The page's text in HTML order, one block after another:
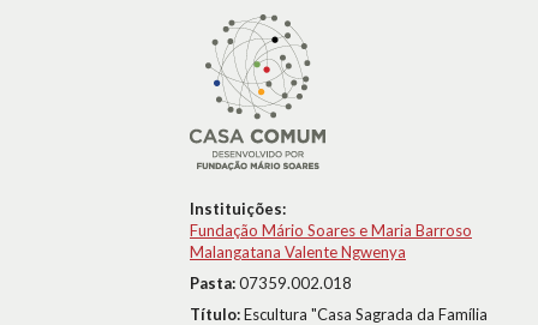
Instituições:
Fundação Mário Soares e Maria Barroso
Malangatana Valente Ngwenya
Pasta:07359.002.018
Título:Escultura "Casa Sagrada da Família